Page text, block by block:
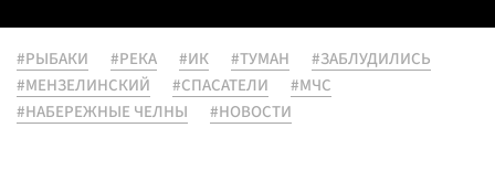
#РЫБАКИ #РЕКА #ИК #ТУМАН
#ЗАБЛУДИЛИСЬ
#МЕНЗЕЛИНСКИЙ
#СПАСАТЕЛИ
#МЧС
#НАБЕРЕЖНЫЕ ЧЕЛНЫ
#НОВОСТИ